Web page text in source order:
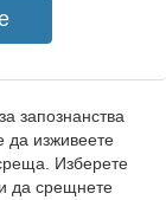
запознанства
да изживеете
Изберете
да срещнете